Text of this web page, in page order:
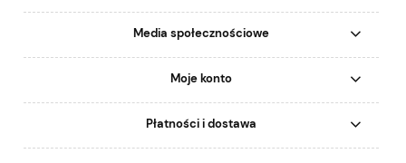
Media społecznościowe
Moje konto
Płatności i dostawa